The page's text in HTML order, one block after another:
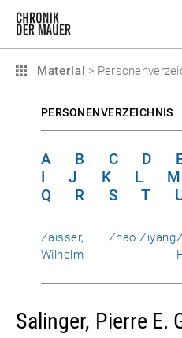
Material >
PERSONENVERZEICHNIS
A B C D
I
J K L M
Q
R S T
Zaisser,
Wilhelm
Zhao Ziyang
Salinger, Pierre E.